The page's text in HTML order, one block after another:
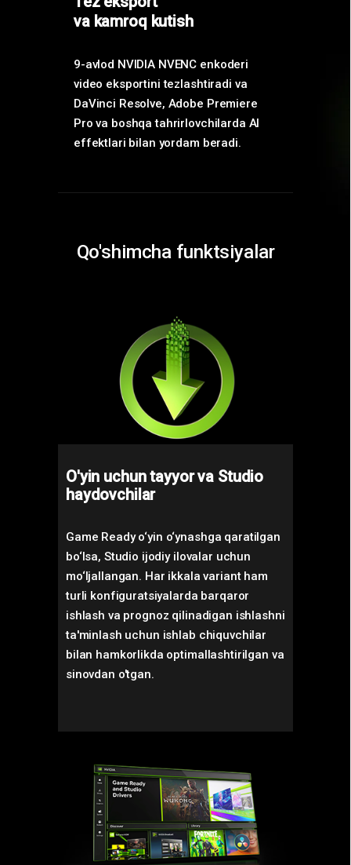
va kamroq kutish
9-avlod NVIDIA NVENC enkoderi
video eksportini tezlashtiradi va
DaVinci Resolve, Adobe Premiere
Pro va boshqa tahrirlovchilarda AI
effektlari bilan yordam beradi.
Qo'shimcha funktsiyalar
O'yin uchun tayyor va Studio
haydovchilar
Game Ready o‘yin o‘ynashga qaratilgan
bo‘lsa, Studio ijodiy ilovalar uchun
mo‘ljallangan. Har ikkala variant ham
turli konfiguratsiyalarda barqaror
ishlash va prognoz qilinadigan ishlashni
ta'minlash uchun ishlab chiquvchilar
bilan hamkorlikda optimallashtirilgan va
sinovdan o'tgan.